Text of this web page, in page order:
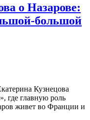
о Назарове:
большой
Кузнецова
где главную роль
живет во Франции и